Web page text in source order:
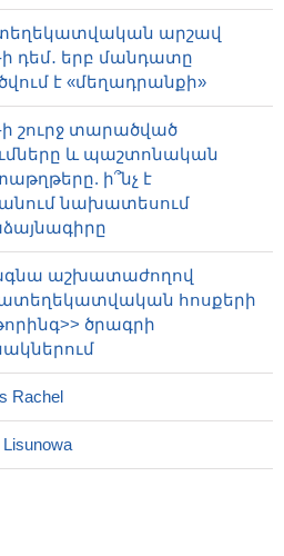
արշավ
ի դեմ․ երբ մանդատը
է «մեղադրանքի»
ի շուրջ տարածված
և պաշտոնական
ի՞նչ է
նախատեսում
աշխատաժողով
հոսքերի
ծրագրի
Rachel
Lisunowa